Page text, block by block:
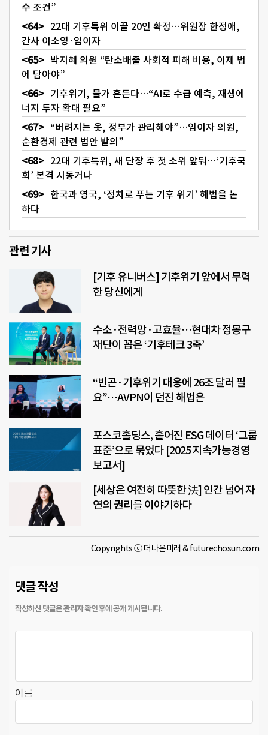
수 조건”
22대 기후특위 이끌 20인 확정…위원장 한정애,
간사 이소영·임이자
박지혜 의원 “탄소배출 사회적 피해 비용, 이제 법
에 담아야”
기후위기, 물가 흔든다…“AI로 수급 예측, 재생에
너지 투자 확대 필요”
“버려지는 옷, 정부가 관리해야”…임이자 의원,
순환경제 관련 법안 발의”
22대 기후특위, 새 단장 후 첫 소위 앞둬…‘기후국
회’ 본격 시동거나
한국과 영국, ‘정치로 푸는 기후 위기’ 해법을 논
하다
관련 기사
[기후 유니버스] 기후위기 앞에서 무력
한 당신에게
수소·전력망·고효율…현대차 정몽구
재단이 꼽은 ‘기후테크 3축’
“빈곤·기후위기 대응에 26조 달러 필
요”…AVPN이 던진 해법은
포스코홀딩스, 흩어진 ESG 데이터 ‘그룹
표준’으로 묶었다 [2025 지속가능경영
보고서]
[세상은 여전히 따뜻한 法] 인간 넘어 자
연의 권리를 이야기하다
Copyrights ⓒ 더나은미래 & futurechosun.com
댓글 작성
이름